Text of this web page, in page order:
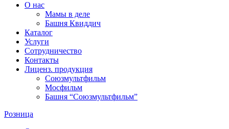
О нас
Мамы в деле
Башня Квиддич
Каталог
Услуги
Сотрудничество
Контакты
Лиценз. продукция
Союзмультфильм
Мосфильм
Башня “Союзмультфильм”
Розница